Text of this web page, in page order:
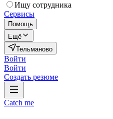
Ищу сотрудника
Сервисы
Помощь
Ещё
Тельманово
Войти
Войти
Создать резюме
Catch me